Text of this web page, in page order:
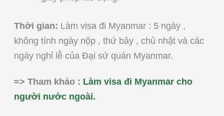
Thời gian: Làm visa đi Myanmar : 5 ngày ,
không tính ngày nộp , thứ bảy , chủ nhật và các
ngày nghỉ lễ của Đại sứ quán Myanmar.
=> Tham khảo : Làm visa đi Myanmar cho
người nước ngoài.